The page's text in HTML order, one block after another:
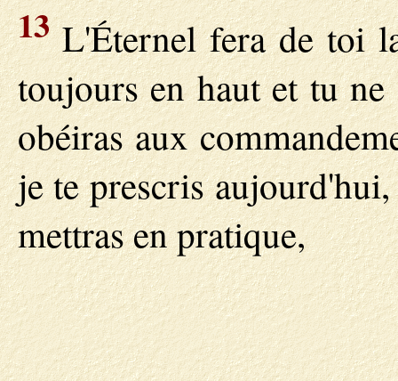
13L'Éternel fera de toi
toujours en haut et tu ne
obéiras aux
je te prescris
mettras en pratique,